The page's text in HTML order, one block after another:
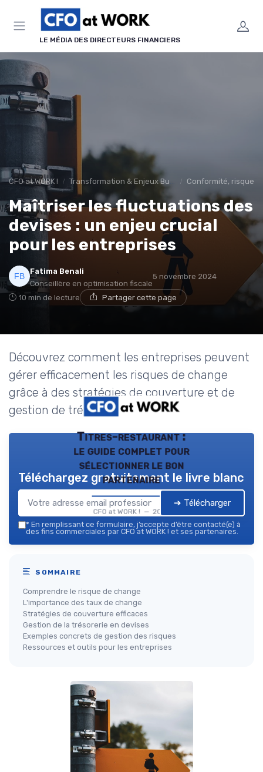
LE MÉDIA DES DIRECTEURS FINANCIERS
CFO at WORK ! Transformation & Enjeux Business Conformité, risques
Maîtriser les fluctuations des
devises : un enjeu crucial
pour les entreprises
Fatima Benali
Conseillère en optimisation fiscale
5 novembre 2024
10 min de lecture Partager cette page
Découvrez comment les entreprises peuvent
gérer efficacement les risques de change
grâce à des stratégies de couverture et de
gestion de trésorerie.
Titres-restaurant :
le guide complet pour
sélectionner le bon
partenaire
CFO at WORK ! — 2026
Téléchargez gratuitement le livre blanc
➔ Télécharger
* En remplissant ce formulaire, j’accepte d’être contacté(e) à
des fins commerciales par CFO at WORK ! et ses partenaires.
SOMMAIRE
Comprendre le risque de change
L'importance des taux de change
Stratégies de couverture efficaces
Gestion de la trésorerie en devises
Exemples concrets de gestion des risques
Ressources et outils pour les entreprises
Panneau de gestion des cookies